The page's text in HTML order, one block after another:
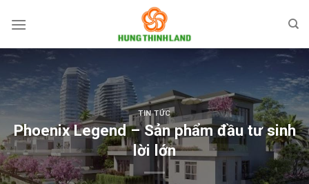
qua
dung
TIN TỨC
Phoenix Legend – Sản phẩm đầu tư sinh
lời lớn